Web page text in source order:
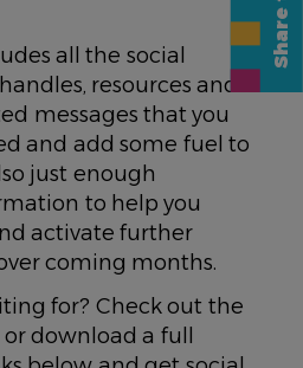
all the social
resources and
messages that you
and add some fuel to
just enough
to help you
activate further
coming months.
for? Check out the
download a full